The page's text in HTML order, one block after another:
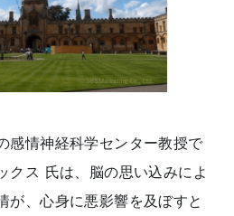
感情神経科学センター教授で
クス 氏は、脳の思い込みによ
が、心身に悪影響を及ぼすと